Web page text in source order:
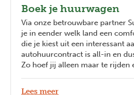
Boek je huurwagen
Via onze betrouwbare partner
je in eender welk land een
die je kiest uit een interessant
autohuurcontract is all-in en
Zo hoef jij alleen maar te rijden
Lees meer